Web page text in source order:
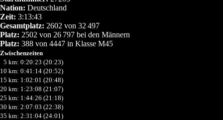
Nation: Deutschland
Zeit: 3:13:43
Gesamtplatz: 2602 von 32 497
Platz: 2502 von 26 797 bei den Männern
Platz: 388 von 4447 in Klasse M45
Zwischenzeiten
5 km: 0:20:23 (20:23)
10 km: 0:41:14 (20:52)
15 km: 1:02:01 (20:48)
20 km: 1:23:08 (21:07)
25 km: 1:44:26 (21:18)
30 km: 2:07:03 (22:38)
35 km: 2:31:04 (24:01)